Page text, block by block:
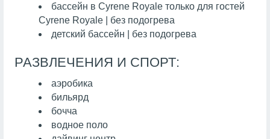
бассейн в Cyrene Royale только для гостей
Cyrene Royale | без подогрева
детский бассейн | без подогрева
РАЗВЛЕЧЕНИЯ И СПОРТ:
аэробика
бильярд
бочча
водное поло